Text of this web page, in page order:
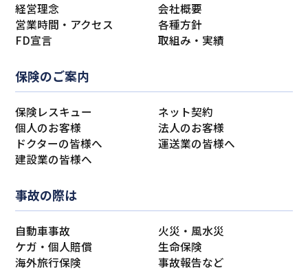
経営理念
会社概要
営業時間・アクセス
各種方針
FD宣言
取組み・実績
保険のご案内
保険レスキュー
ネット契約
個人のお客様
法人のお客様
ドクターの皆様へ
運送業の皆様へ
建設業の皆様へ
事故の際は
自動車事故
火災・風水災
ケガ・個人賠償
生命保険
海外旅行保険
事故報告など